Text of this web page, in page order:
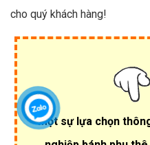
cho quý khách hàng!
Một sự lựa chọn